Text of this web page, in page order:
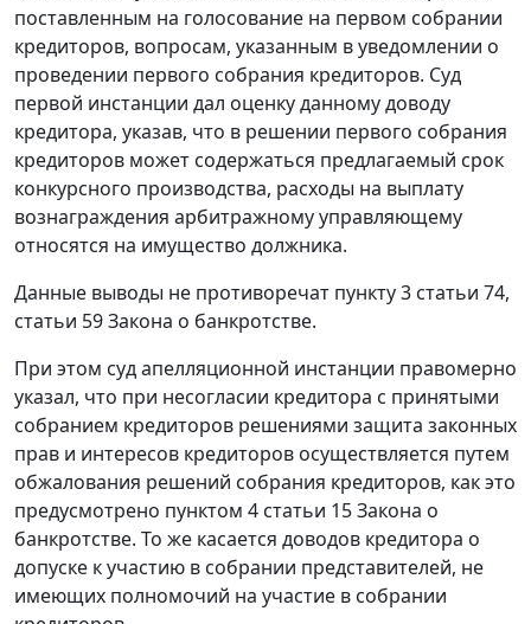
поставленным на голосование на первом собрании
кредиторов, вопросам, указанным в уведомлении о
проведении первого собрания кредиторов. Суд
первой инстанции дал оценку данному доводу
кредитора, указав, что в решении первого собрания
кредиторов может содержаться предлагаемый срок
конкурсного производства, расходы на выплату
вознаграждения арбитражному управляющему
относятся на имущество должника.
Данные выводы не противоречат пункту 3 статьи 74,
статьи 59Закона о банкротстве.
При этом суд апелляционной инстанции правомерно
указал, что при несогласии кредитора с принятыми
собранием кредиторов решениями защита законных
прав и интересов кредиторов осуществляется путем
обжалования решений собрания кредиторов, как это
предусмотрено пунктом 4 статьи 15Закона о
банкротстве. То же касается доводов кредитора о
допуске к участию в собрании представителей, не
имеющих полномочий на участие в собрании